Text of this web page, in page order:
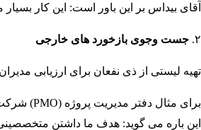
آقای بیداس بر این باور است: این کار
جست وجوی بازخورد های خارجی
تهیه لیستی از ذی نفعان برای ارزیابی
این باره می گوید: هدف ما داشتن متخصصینی است که زمان